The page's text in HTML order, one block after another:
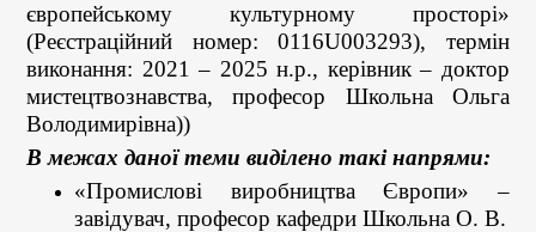
європейському культурному просторі»
(Реєстраційний номер: 0116U003293), термін
виконання: 2021– 2025 н.р., керівник – доктор
мистецтвознавства, професор Школьна Ольга
Володимирівна))
В межах даної теми виділено такі напрями:
«Промислові виробництва Європи» –
завідувач, професор кафедри Школьна О. В.